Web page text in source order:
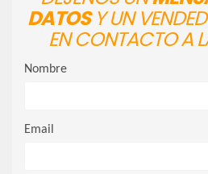
DATOSY UN
EN CONTACTO A
Nombre
Email